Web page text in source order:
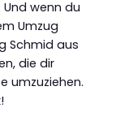
wenn du
Umzug
Schmid aus
die dir
umzuziehen.